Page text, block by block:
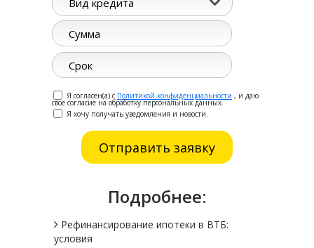
Вид кредита
Я согласен(а) с Политикой конфиденциальности , и даю
свое согласие на обработку персональных данных.
Я хочу получать уведомления и новости.
Подробнее:
Рефинансирование ипотеки в ВТБ:
условия